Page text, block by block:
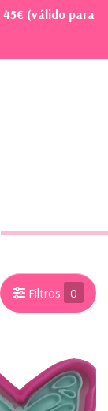
45€ (válido para
Filtros 0